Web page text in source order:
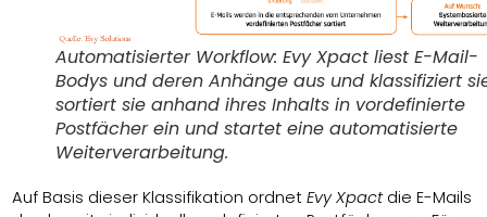
Automatisierter Workflow: Evy Xpact liest E-Mail-
Bodys und deren Anhänge aus und klassifiziert
sortiert sie anhand ihres Inhalts in vordefinierte
Postfächer ein und startet eine automatisierte
Weiterverarbeitung.
Auf Basis dieser Klassifikation ordnet Evy Xpact die E-Mails